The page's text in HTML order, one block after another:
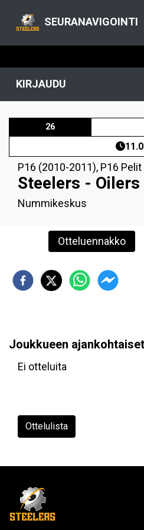
SEURANAVIGOINTI
KIRJAUDU
26
P16 (2010-2011), P16 Pelit
Steelers - Oilers
Nummikeskus
Otteluennakko
Joukkueen
Ei otteluita
Ottelulista